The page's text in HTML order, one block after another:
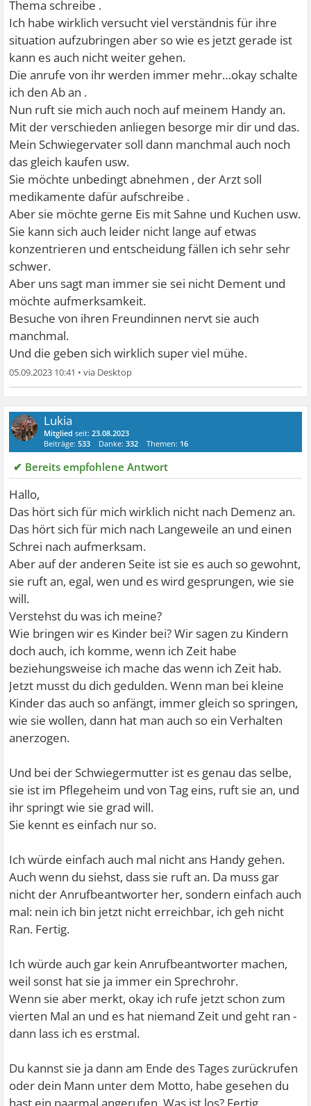
Thema schreibe .
Ich habe wirklich versucht viel verständnis für ihre
situation aufzubringen aber so wie es jetzt gerade ist
kann es auch nicht weiter gehen.
Die anrufe von ihr werden immer mehr…okay schalte
ich den Ab an .
Nun ruft sie mich auch noch auf meinem Handy an.
Mit der verschieden anliegen besorge mir dir und das.
Mein Schwiegervater soll dann manchmal auch noch
das gleich kaufen usw.
Sie möchte unbedingt abnehmen , der Arzt soll
medikamente dafür aufschreibe .
Aber sie möchte gerne Eis mit Sahne und Kuchen usw.
Sie kann sich auch leider nicht lange auf etwas
konzentrieren und entscheidung fällen ich sehr sehr
schwer.
Aber uns sagt man immer sie sei nicht Dement und
möchte aufmerksamkeit.
Besuche von ihren Freundinnen nervt sie auch
manchmal.
Und die geben sich wirklich super viel mühe.
05.09.2023 10:41 •
Lukia
Mitglied seit:23.08.2023
Beiträge:533 Danke:332 Themen: 16
✔ Bereits empfohlene Antwort
Hallo,
Das hört sich für mich wirklich nicht nach Demenz an.
Das hört sich für mich nach Langeweile an und einen
Schrei nach aufmerksam.
Aber auf der anderen Seite ist sie es auch so gewohnt,
sie ruft an, egal, wen und es wird gesprungen, wie sie
will.
Verstehst du was ich meine?
Wie bringen wir es Kinder bei? Wir sagen zu Kindern
doch auch, ich komme, wenn ich Zeit habe
beziehungsweise ich mache das wenn ich Zeit hab.
Jetzt musst du dich gedulden. Wenn man bei kleine
Kinder das auch so anfängt, immer gleich so springen,
wie sie wollen, dann hat man auch so ein Verhalten
anerzogen.
Und bei der Schwiegermutter ist es genau das selbe,
sie ist im Pflegeheim und von Tag eins, ruft sie an, und
ihr springt wie sie grad will.
Sie kennt es einfach nur so.
Ich würde einfach auch mal nicht ans Handy gehen.
Auch wenn du siehst, dass sie ruft an. Da muss gar
nicht der Anrufbeantworter her, sondern einfach auch
mal: nein ich bin jetzt nicht erreichbar, ich geh nicht
Ran. Fertig.
Ich würde auch gar kein Anrufbeantworter machen,
weil sonst hat sie ja immer ein Sprechrohr.
Wenn sie aber merkt, okay ich rufe jetzt schon zum
vierten Mal an und es hat niemand Zeit und geht ran -
dann lass ich es erstmal.
Du kannst sie ja dann am Ende des Tages zurückrufen
oder dein Mann unter dem Motto, habe gesehen du
hast ein paarmal angerufen. Was ist los? Fertig.